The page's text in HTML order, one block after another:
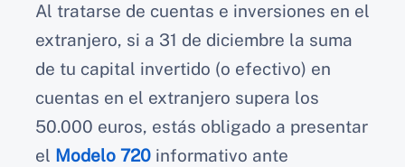
Al tratarse de cuentas e inversiones en el
extranjero, si a 31 de diciembre la suma
de tu capital invertido (o efectivo) en
cuentas en el extranjero supera los
50.000 euros, estás obligado a presentar
el Modelo 720 informativo ante